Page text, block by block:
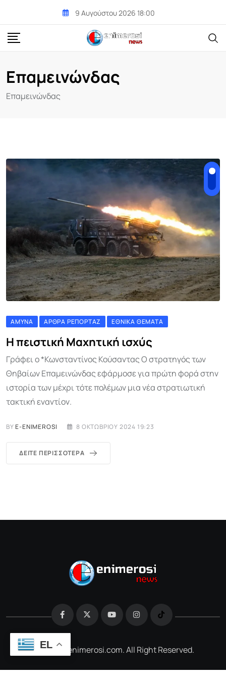
content
9 Αυγούστου 2026 18:00
Επαμεινώνδας
Επαμεινώνδας
ΆΜΥΝΑ ΆΡΘΡΑ ΡΕΠΟΡΤΆΖ ΕΘΝΙΚΆ ΘΈΜΑΤΑ
Η πειστική Μαχητική ισχύς
Γράφει ο *Κωνσταντίνος Κούσαντας Ο στρατηγός των
Θηβαίων Επαμεινώνδας εφάρμοσε για πρώτη φορά στην
ιστορία των μέχρι τότε πολέμων μια νέα στρατιωτική
τακτική εναντίον.
BYE-ENIMEROSI 8 ΟΚΤΩΒΡΊΟΥ 2024 19:23
ΔΕΊΤΕ ΠΕΡΙΣΣΌΤΕΡΑ
@2026 e-enimerosi.com. All Right Reserved.
EL